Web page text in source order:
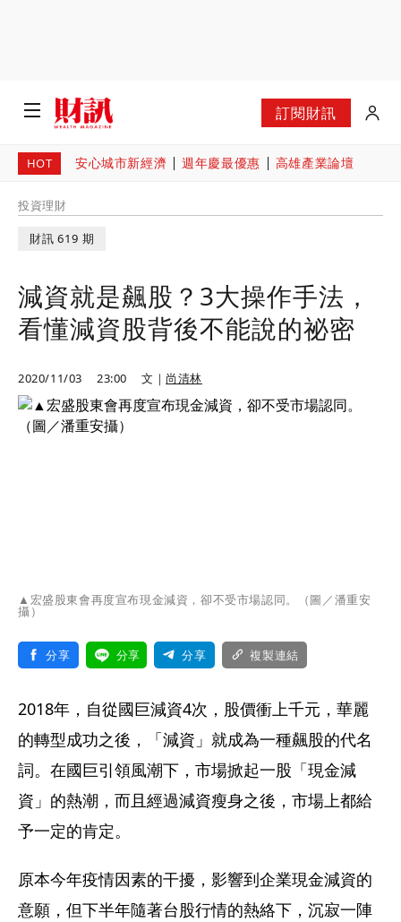
訂閱財訊
HOT 安心城市新經濟 週年慶最優惠 高雄產業論壇
投資理財
財訊 619 期
減資就是飆股？3大操作手法，
看懂減資股背後不能說的祕密
2020/11/03 23:00 文｜尚清林
▲宏盛股東會再度宣布現金減資，卻不受市場認同。（圖／潘重安
攝）
分享 分享 分享 複製連結
2018年，自從國巨減資4次，股價衝上千元，華麗
的轉型成功之後，「減資」就成為一種飆股的代名
詞。在國巨引領風潮下，市場掀起一股「現金減
資」的熱潮，而且經過減資瘦身之後，市場上都給
予一定的肯定。
原本今年疫情因素的干擾，影響到企業現金減資的
意願，但下半年隨著台股行情的熱絡下，沉寂一陣